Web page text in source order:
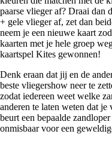
paarse vlieger af? Draai dan
+ gele vlieger af, zet dan
neem je een nieuwe kaart
kaarten met je hele groep
kaartspel Kites gewonnen!
Denk eraan dat jij en de
beste vliegershow neer te
zodat iedereen weet welke
anderen te laten weten dat
beurt een bepaalde
onmisbaar voor een